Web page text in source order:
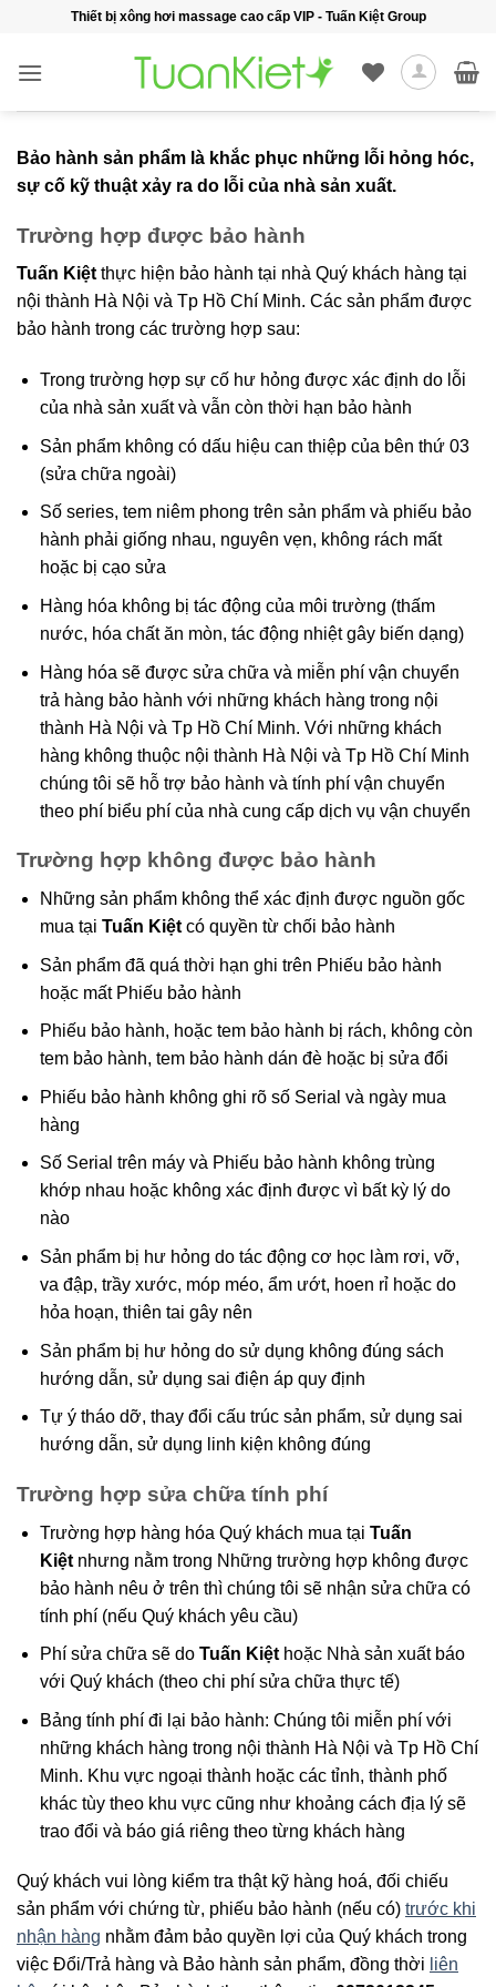
nội
Thiết bị xông hơi massage cao cấp VIP - Tuấn Kiệt Group
Bảo hành sản phẩm là khắc phục những lỗi hỏng hóc,
sự cố kỹ thuật xảy ra do lỗi của nhà sản xuất.
Trường hợp được bảo hành
Tuấn Kiệt thực hiện bảo hành tại nhà Quý khách hàng tại
nội thành Hà Nội và Tp Hồ Chí Minh. Các sản phẩm được
bảo hành trong các trường hợp sau:
Trong trường hợp sự cố hư hỏng được xác định do lỗi
của nhà sản xuất và vẫn còn thời hạn bảo hành
Sản phẩm không có dấu hiệu can thiệp của bên thứ 03
(sửa chữa ngoài)
Số series, tem niêm phong trên sản phẩm và phiếu bảo
hành phải giống nhau, nguyên vẹn, không rách mất
hoặc bị cạo sửa
Hàng hóa không bị tác động của môi trường (thấm
nước, hóa chất ăn mòn, tác động nhiệt gây biến dạng)
Hàng hóa sẽ được sửa chữa và miễn phí vận chuyển
trả hàng bảo hành với những khách hàng trong nội
thành Hà Nội và Tp Hồ Chí Minh. Với những khách
hàng không thuộc nội thành Hà Nội và Tp Hồ Chí Minh
chúng tôi sẽ hỗ trợ bảo hành và tính phí vận chuyển
theo phí biểu phí của nhà cung cấp dịch vụ vận chuyển
Trường hợp không được bảo hành
Những sản phẩm không thể xác định được nguồn gốc
mua tại Tuấn Kiệtcó quyền từ chối bảo hành
Sản phẩm đã quá thời hạn ghi trên Phiếu bảo hành
hoặc mất Phiếu bảo hành
Phiếu bảo hành, hoặc tem bảo hành bị rách, không còn
tem bảo hành, tem bảo hành dán đè hoặc bị sửa đổi
Phiếu bảo hành không ghi rõ số Serial và ngày mua
hàng
Số Serial trên máy và Phiếu bảo hành không trùng
khớp nhau hoặc không xác định được vì bất kỳ lý do
nào
Sản phẩm bị hư hỏng do tác động cơ học làm rơi, vỡ,
va đập, trầy xước, móp méo, ẩm ướt, hoen rỉ hoặc do
hỏa hoạn, thiên tai gây nên
Sản phẩm bị hư hỏng do sử dụng không đúng sách
hướng dẫn, sử dụng sai điện áp quy định
Tự ý tháo dỡ, thay đổi cấu trúc sản phẩm, sử dụng sai
hướng dẫn, sử dụng linh kiện không đúng
Trường hợp sửa chữa tính phí
Trường hợp hàng hóa Quý khách mua tại Tuấn
Kiệtnhưng nằm trong Những trường hợp không được
bảo hành nêu ở trên thì chúng tôi sẽ nhận sửa chữa có
tính phí (nếu Quý khách yêu cầu)
Phí sửa chữa sẽ do Tuấn Kiệthoặc Nhà sản xuất báo
với Quý khách (theo chi phí sửa chữa thực tế)
Bảng tính phí đi lại bảo hành: Chúng tôi miễn phí với
những khách hàng trong nội thành Hà Nội và Tp Hồ Chí
Minh. Khu vực ngoại thành hoặc các tỉnh, thành phố
khác tùy theo khu vực cũng như khoảng cách địa lý sẽ
trao đổi và báo giá riêng theo từng khách hàng
Quý khách vui lòng kiểm tra thật kỹ hàng hoá, đối chiếu
sản phẩm với chứng từ, phiếu bảo hành (nếu có) trước khi
nhận hàng nhằm đảm bảo quyền lợi của Quý khách trong
việc Đổi/Trả hàng và Bảo hành sản phẩm, đồng thời liên